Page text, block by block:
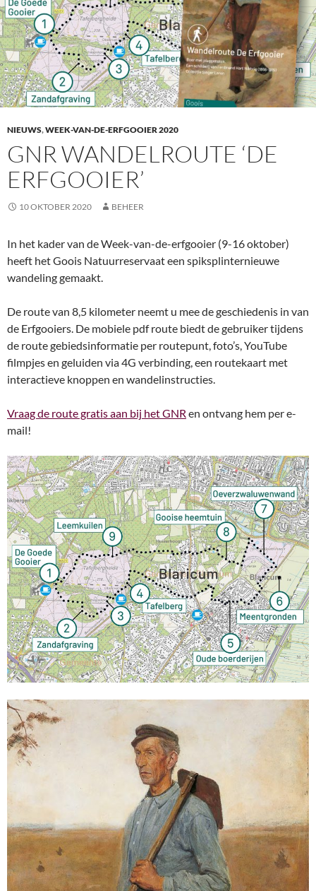
NIEUWS,WEEK-VAN-DE-ERFGOOIER 2020
GNR WANDELROUTE ‘DE
ERFGOOIER’
10 OKTOBER 2020 BEHEER
In het kader van de Week-van-de-erfgooier (9-16 oktober)
heeft het Goois Natuurreservaat een spiksplinternieuwe
wandeling gemaakt.
De route van 8,5 kilometer neemt u mee de geschiedenis in van
de Erfgooiers. De mobiele pdf route biedt de gebruiker tijdens
de route gebiedsinformatie per routepunt, foto’s, YouTube
filmpjes en geluiden via 4G verbinding, een routekaart met
interactieve knoppen en wandelinstructies.
Vraag de route gratis aan bij het GNR en ontvang hem per e-
mail!